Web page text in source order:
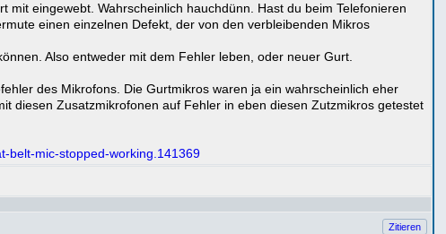
eingewebt. Wahrscheinlich hauchdünn. Hast du beim Telefonieren
einen einzelnen Defekt, der von den verbleibenden Mikros
Also entweder mit dem Fehler leben, oder neuer Gurt.
des Mikrofons. Die Gurtmikros waren ja ein wahrscheinlich eher
diesen Zusatzmikrofonen auf Fehler in eben diesen Zutzmikros getestet
belt-mic-stopped-working.141369
Zitieren